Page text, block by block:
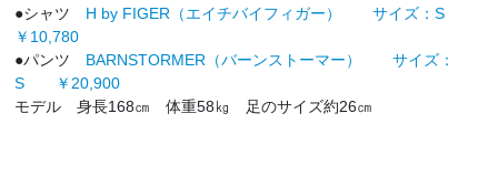
●シャツ H by FIGER（エイチバイフィガー） サイズ：S
￥10,780
●パンツ BARNSTORMER（バーンストーマー） サイズ：
S ￥20,900
モデル 身長168㎝ 体重58㎏ 足のサイズ約26㎝